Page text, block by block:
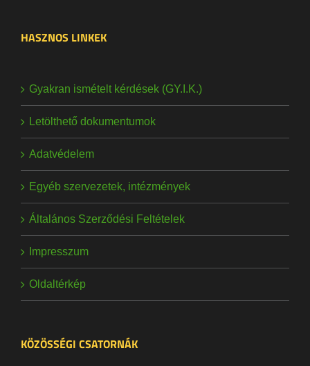
HASZNOS LINKEK
Gyakran ismételt kérdések (GY.I.K.)
Letölthető dokumentumok
Adatvédelem
Egyéb szervezetek, intézmények
Általános Szerződési Feltételek
Impresszum
Oldaltérkép
KÖZÖSSÉGI CSATORNÁK